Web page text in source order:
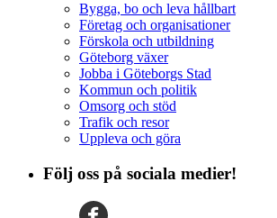
Bygga, bo och leva hållbart
Företag och organisationer
Förskola och utbildning
Göteborg växer
Jobba i Göteborgs Stad
Kommun och politik
Omsorg och stöd
Trafik och resor
Uppleva och göra
Följ oss på sociala medier!